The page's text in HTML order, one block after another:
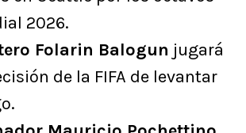
2026.
Folarin Balogun jugará
de la FIFA de levantar